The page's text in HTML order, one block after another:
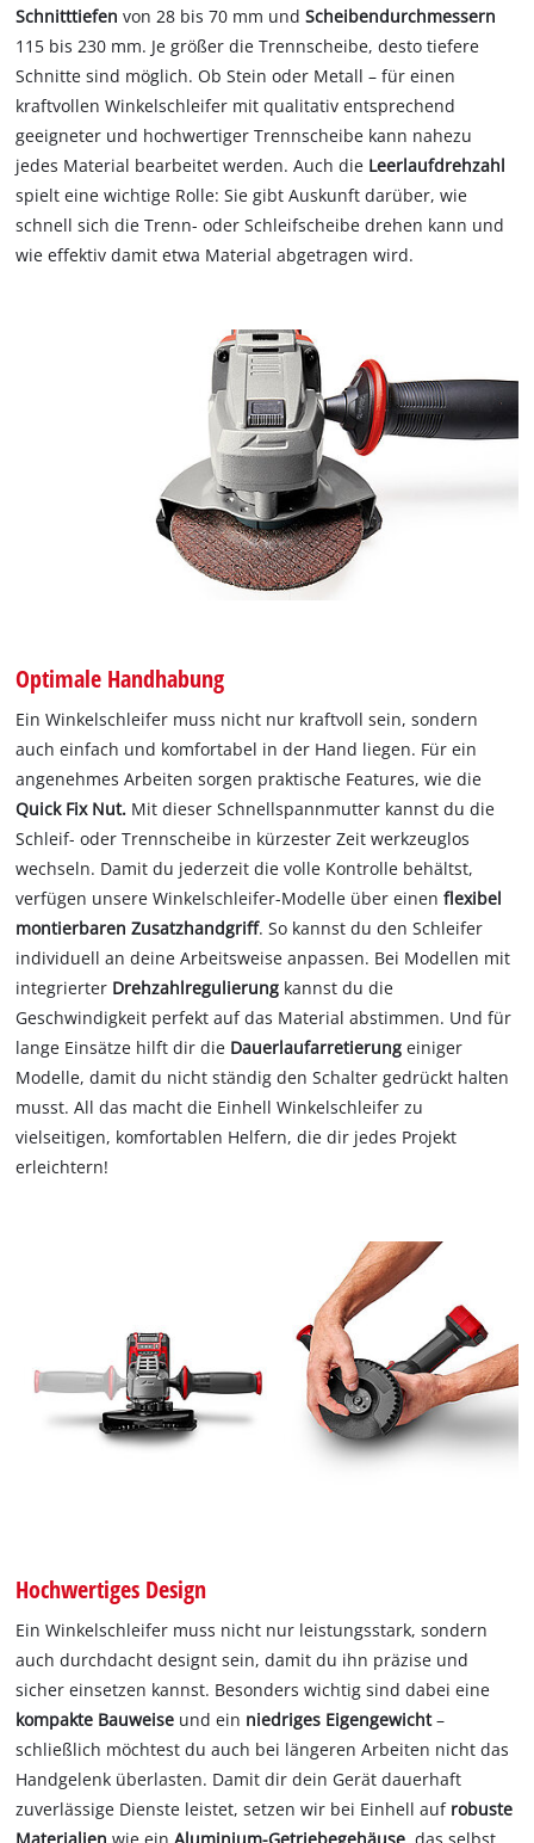
Schnitttiefenvon 28 bis 70 mm undScheibendurchmessern
115 bis 230 mm. Je größer die Trennscheibe, desto tiefere
Schnitte sind möglich. Ob Stein oder Metall – für einen
kraftvollen Winkelschleifer mit qualitativ entsprechend
geeigneter und hochwertiger Trennscheibe kann nahezu
jedes Material bearbeitet werden. Auch die Leerlaufdrehzahl
spielt eine wichtige Rolle: Sie gibt Auskunft darüber, wie
schnell sich die Trenn- oder Schleifscheibe drehen kann und
wie effektiv damit etwa Material abgetragen wird.
Optimale Handhabung
Ein Winkelschleifer muss nicht nur kraftvoll sein, sondern
auch einfach und komfortabel in der Hand liegen. Für ein
angenehmes Arbeiten sorgen praktische Features, wie die
Quick Fix Nut. Mit dieser Schnellspannmutter kannst du die
Schleif- oder Trennscheibe in kürzester Zeit werkzeuglos
wechseln. Damit du jederzeit die volle Kontrolle behältst,
verfügen unsere Winkelschleifer-Modelle über einenflexibel
montierbaren Zusatzhandgriff. So kannst du den Schleifer
individuell an deine Arbeitsweise anpassen. Bei Modellen mit
integrierter Drehzahlregulierung kannst du die
Geschwindigkeit perfekt auf das Material abstimmen. Und für
lange Einsätze hilft dir die Dauerlaufarretierungeiniger
Modelle, damit du nicht ständig den Schalter gedrückt halten
musst. All das macht die Einhell Winkelschleifer zu
vielseitigen, komfortablen Helfern, die dir jedes Projekt
erleichtern!
Hochwertiges Design
Ein Winkelschleifer muss nicht nur leistungsstark, sondern
auch durchdacht designt sein, damit du ihn präzise und
sicher einsetzen kannst. Besonders wichtig sind dabei eine
kompakte Bauweise und ein niedriges Eigengewicht–
schließlich möchtest du auch bei längeren Arbeiten nicht das
Handgelenk überlasten. Damit dir dein Gerät dauerhaft
zuverlässige Dienste leistet, setzen wir bei Einhell auf robuste